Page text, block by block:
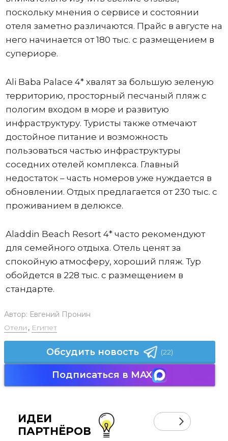
поскольку мнения о сервисе и состоянии
отеля заметно различаются. Прайс в августе на
него начинается от 180 тыс. с размещением в
супериоре.
Ali Baba Palace 4* хвалят за большую зеленую
территорию, просторный песчаный пляж с
пологим входом в море и развитую
инфраструктуру. Туристы также отмечают
достойное питание и возможность
пользоваться частью инфраструктуры
соседних отелей комплекса. Главный
недостаток – часть номеров уже нуждается в
обновлении. Отдых предлагается от 230 тыс. с
проживанием в делюксе.
Aladdin Beach Resort 4* часто рекомендуют
для семейного отдыха. Отель ценят за
спокойную атмосферу, хороший пляж. Тур
обойдется в 228 тыс. с размещением в
стандарте.
Автор: Евгений Пронин
Отели , Египет
Обсудить новость (22)
Подписаться в MAX
ИДЕИ
ПАРТНЁРОВ